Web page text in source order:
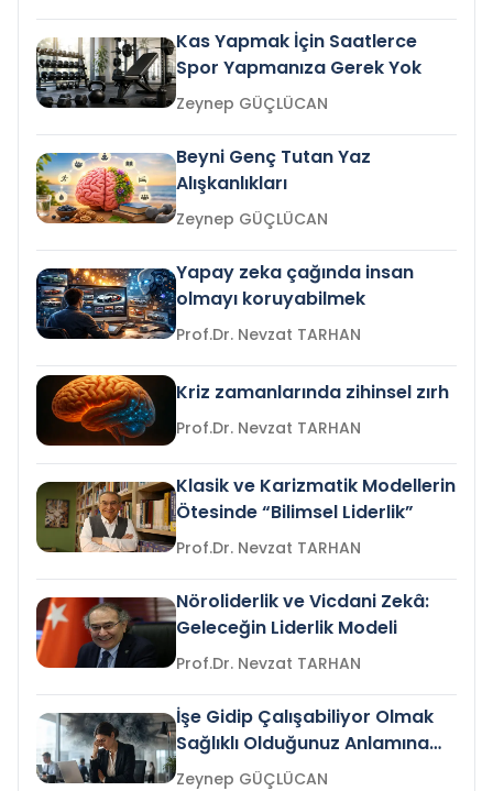
Kas Yapmak İçin Saatlerce
Spor Yapmanıza Gerek Yok
Zeynep GÜÇLÜCAN
Beyni Genç Tutan Yaz
Alışkanlıkları
Zeynep GÜÇLÜCAN
Yapay zeka çağında insan
olmayı koruyabilmek
Prof.Dr. Nevzat TARHAN
Kriz zamanlarında zihinsel zırh
Prof.Dr. Nevzat TARHAN
Klasik ve Karizmatik Modellerin
Ötesinde “Bilimsel Liderlik”
Prof.Dr. Nevzat TARHAN
Nöroliderlik ve Vicdani Zekâ:
Geleceğin Liderlik Modeli
Prof.Dr. Nevzat TARHAN
İşe Gidip Çalışabiliyor Olmak
Sağlıklı Olduğunuz Anlamına
Gelir mi?Zeynep GÜÇLÜCAN